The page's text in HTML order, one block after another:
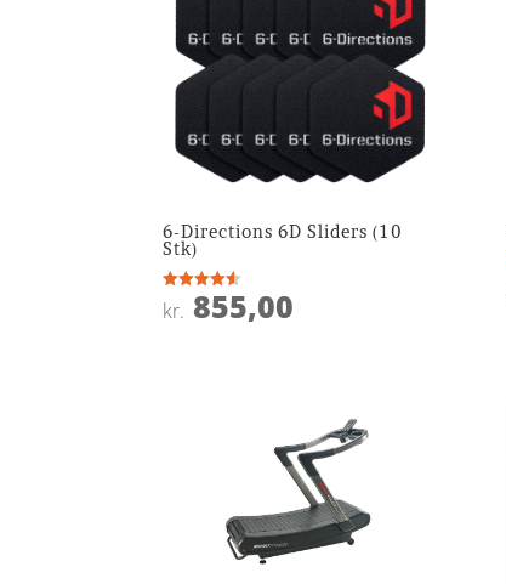
6-Directions 6D Sliders (10
Stk)
Vurderet
4.5
kr. 855,00